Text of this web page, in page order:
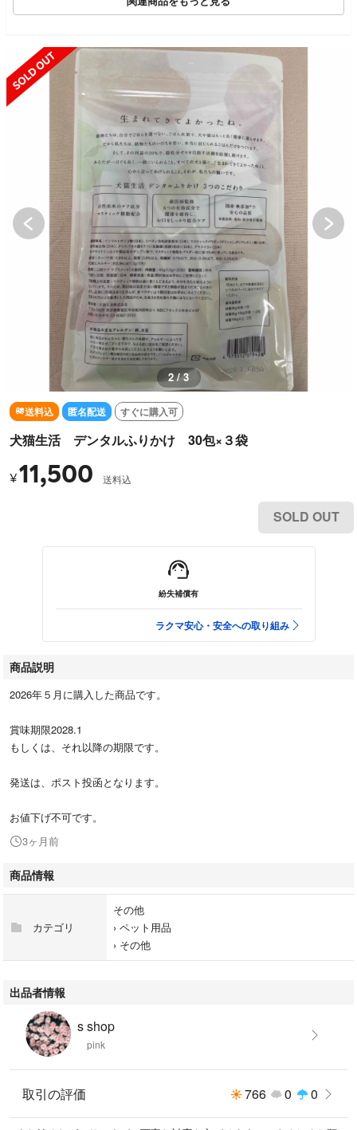
SOLD OUT
2 / 3
送料込 匿名配送 すぐに購入可
犬猫生活 デンタルふりかけ 30包×３袋
¥11,500 送料込
SOLD OUT
紛失補償有
ラクマ安心・安全への取り組み
商品説明
2026年５月に購入した商品です。
賞味期限2028.1
もしくは、それ以降の期限です。
発送は、ポスト投函となります。
お値下げ不可です。
3ヶ月前
商品情報
カテゴリ
その他
› ペット用品
› その他
出品者情報
s shop
pink
取引の評価 766 0 0